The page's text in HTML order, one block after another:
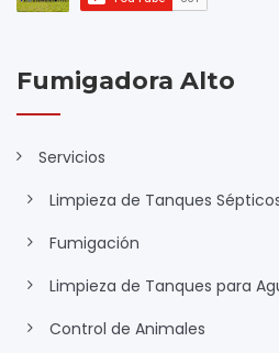
Fumigadora Alto
Servicios
Limpieza de Tanques
Fumigación
Limpieza de Tanques para
Control de Animales